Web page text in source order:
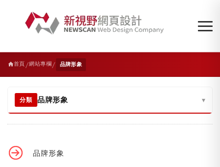
首頁 /網站專欄/ 品牌形象
分類 品牌形象 ▾
品牌形象